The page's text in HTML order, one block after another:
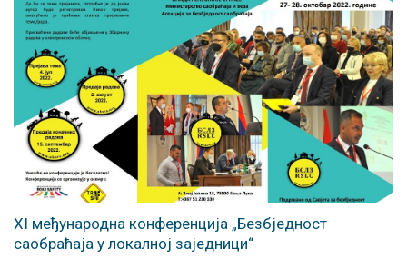
XI међународнa конференцијa „Безбједност
саобраћаја у локалној заједници“